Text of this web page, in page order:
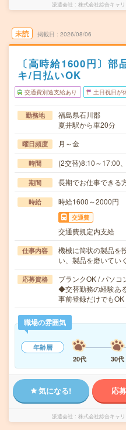
派遣会社 株式会社綜合キャ
未読 掲載日 2026/08/06
〔高時給1600円〕
キ/日払いOK
交通費別途支給あり 土日祝日が
勤務地
福島県石川郡
夏井駅から車20分
曜日頻度 月～金
時間 (2交替)8:10～17:00
期間 長期でお仕事できる
時給 時給1600～2000円
交通費
交通費規定内支給
仕事内容
機械に筒状の製品を
い、製品を磨いてい
応募資格
ブランクOK / パソ
◆交替勤務の経験あ
事前登録だけでも
職場の雰囲気
年齢層
20代
30代
気になる! 応
派遣会社 株式会社綜合キャ